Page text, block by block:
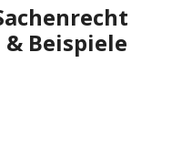
Beispiele